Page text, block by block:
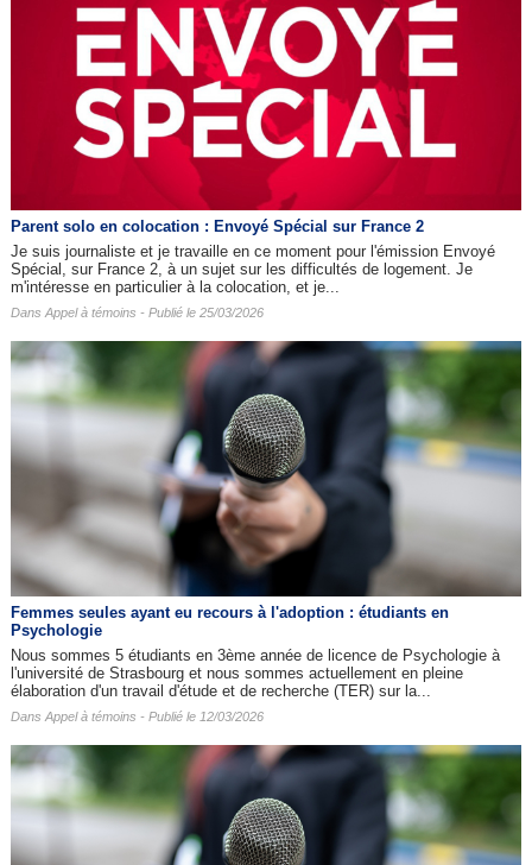
Parent solo en colocation : Envoyé Spécial sur France 2
Je suis journaliste et je travaille en ce moment pour l'émission Envoyé
Spécial, sur France 2, à un sujet sur les difficultés de logement. Je
m'intéresse en particulier à la colocation, et je...
Dans Appel à témoins - Publié le 25/03/2026
Femmes seules ayant eu recours à l'adoption : étudiants en
Psychologie
Nous sommes 5 étudiants en 3ème année de licence de Psychologie à
l'université de Strasbourg et nous sommes actuellement en pleine
élaboration d'un travail d'étude et de recherche (TER) sur la...
Dans Appel à témoins - Publié le 12/03/2026